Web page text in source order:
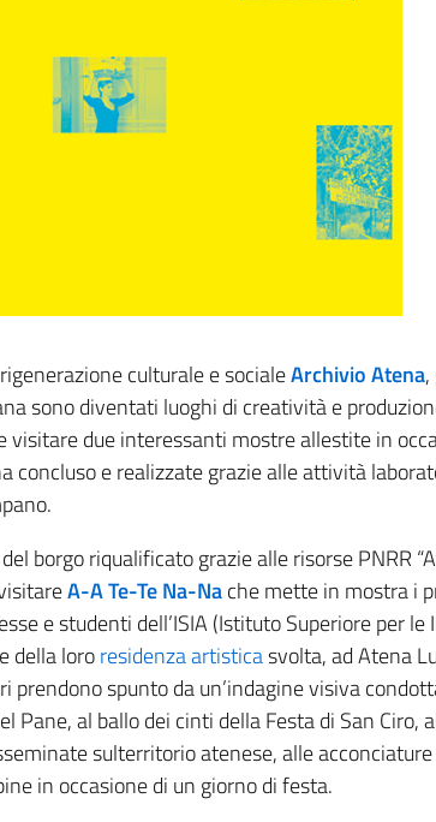
culturale e socialeArchivio Atena
sono diventati luoghi di creatività e
visitare due interessanti mostre allestite in
concluso e realizzate grazie alle attività
del borgo riqualificato grazie alle risorse PNRR
A-A Te-Te Na-Nache mette in mostra i
e studenti dell’ISIA (Istituto Superiore per
della lororesidenza artisticasvolta, ad Atena
prendono spunto da un’indagine visiva
Pane, al ballo dei cinti della Festa di San Ciro,
sulterritorio atenese, alle
in occasione di un giorno di festa.